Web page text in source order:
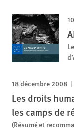
18 décembre 2008
Les droits
les camps de
(Résumé et